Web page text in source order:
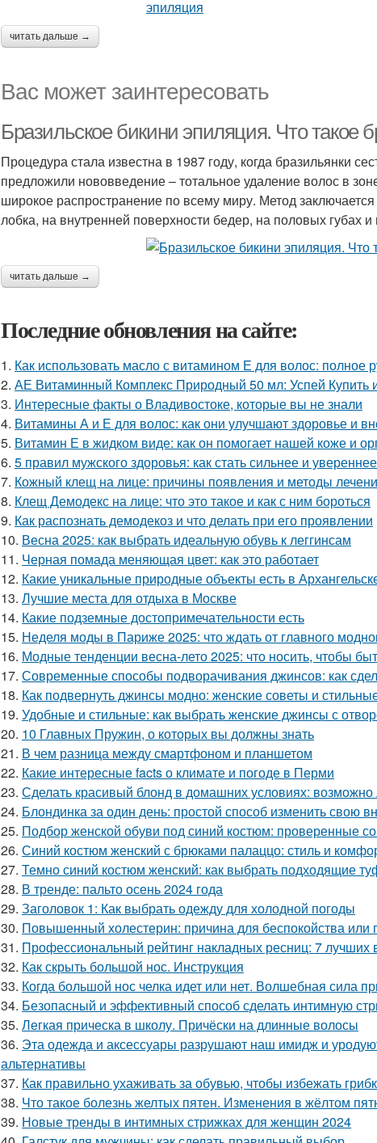
читать дальше →
Вас может заинтересовать
Бразильское бикини эпиляция. Что такое
Процедура стала известна в 1987 году, когда бразильянки
предложили нововведение – тотальное удаление волос в
широкое распространение по всему миру. Метод
лобка, на внутренней поверхности бедер, на половых губах
читать дальше →
Последние обновления на сайте:
1. Как использовать масло с витамином Е для волос: полное
2. АЕ Витаминный Комплекс Природный 50 мл: Успей Купить
3. Интересные факты о Владивостоке, которые вы не знали
4. Витамины А и Е для волос: как они улучшают здоровье и
5. Витамин Е в жидком виде: как он помогает нашей коже и
6. 5 правил мужского здоровья: как стать сильнее и увереннее
7. Кожный клещ на лице: причины появления и методы
8. Клещ Демодекс на лице: что это такое и как с ним бороться
9. Как распознать демодекоз и что делать при его проявлении
10. Весна 2025: как выбрать идеальную обувь к леггинсам
11. Черная помада меняющая цвет: как это работает
12. Какие уникальные природные объекты есть в
13. Лучшие места для отдыха в Москве
14. Какие подземные достопримечательности есть
15. Неделя моды в Париже 2025: что ждать от главного
16. Модные тенденции весна-лето 2025: что носить, чтобы
17. Современные способы подворачивания джинсов: как
18. Как подвернуть джинсы модно: женские советы и
19. Удобные и стильные: как выбрать женские джинсы с
20. 10 Главных Пружин, о которых вы должны знать
21. В чем разница между смартфоном и планшетом
22. Какие интересные facts о климате и погоде в Перми
23. Сделать красивый блонд в домашних условиях: возможно
24. Блондинка за один день: простой способ изменить свою
25. Подбор женской обуви под синий костюм: проверенные
26. Синий костюм женский с брюками палаццо: стиль и
27. Темно синий костюм женский: как выбрать подходящие
28. В тренде: пальто осень 2024 года
29. Заголовок 1: Как выбрать одежду для холодной погоды
30. Повышенный холестерин: причина для беспокойства или
31. Профессиональный рейтинг накладных ресниц: 7 лучших
32. Как скрыть большой нос. Инструкция
33. Когда большой нос челка идет или нет. Волшебная сила
34. Безопасный и эффективный способ сделать интимную
35. Легкая прическа в школу. Причёски на длинные волосы
36. Эта одежда и аксессуары разрушают наш имидж и
альтернативы
37. Как правильно ухаживать за обувью, чтобы избежать
38. Что такое болезнь желтых пятен. Изменения в жёлтом
39. Новые тренды в интимных стрижках для женщин 2024